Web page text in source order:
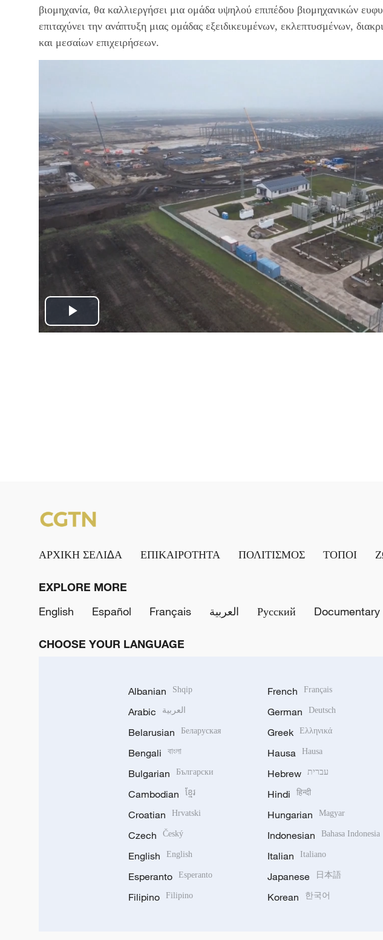
βιομηχανία, θα καλλιεργήσει μια ομάδα υψηλού επιπέδου βιομηχανικών
επιταχύνει την ανάπτυξη μιας ομάδας εξειδικευμένων, εκλεπτυσμένων,
και μεσαίων επιχειρήσεων.
Play
ΑΡΧΙΚΗ ΣΕΛΙΔΑ ΕΠΙΚΑΙΡΟΤΗΤΑ ΠΟΛΙΤΙΣΜΟΣ ΤΟΠΟΙ
EXPLORE MORE
English
Español Français العربية Русский Documentary
CHOOSE YOUR LANGUAGE
Albanian Shqip
Arabic العربية
Belarusian Беларуская
Bengali বাংলা
Bulgarian Български
Cambodian ខ្មែរ
Croatian Hrvatski
Czech Český
English English
Esperanto Esperanto
Filipino Filipino
French Français
German Deutsch
Greek Ελληνικά
Hausa Hausa
Hebrew עברית
Hindi हिन्दी
Hungarian Magyar
Indonesian Bahasa Indonesia
Italian Italiano
Japanese 日本語
Korean 한국어